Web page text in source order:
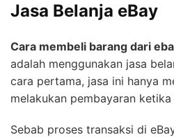
Jasa Belanja eBay
Cara membeli barang dari
adalah menggunakan jasa
cara pertama, jasa ini hanya
melakukan pembayaran
Sebab proses transaksi di